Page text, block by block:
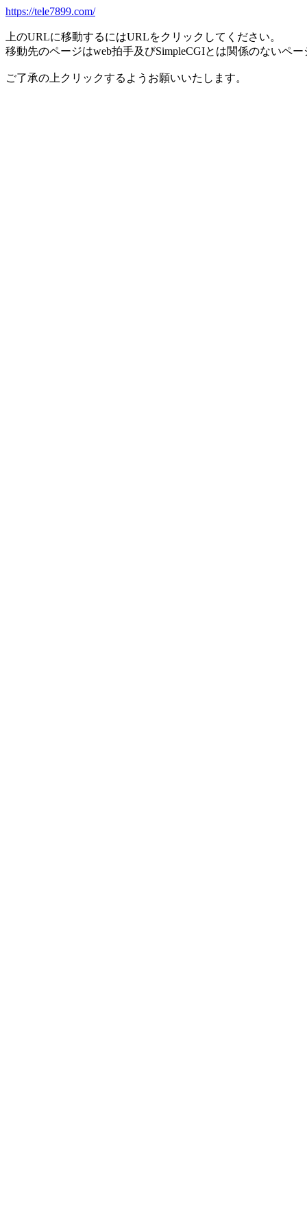
https://tele7899.com/
上のURLに移動するにはURLをクリックしてください。
移動先のページはweb拍手及びSimpleCGIとは関係のないペ
ご了承の上クリックするようお願いいたします。